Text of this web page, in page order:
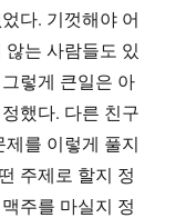
다. 기껏해야 어
는 사람들도 있
렇게 큰일은 아
했다. 다른 친구
를 이렇게 풀지
주제로 할지 정
주를 마실지 정